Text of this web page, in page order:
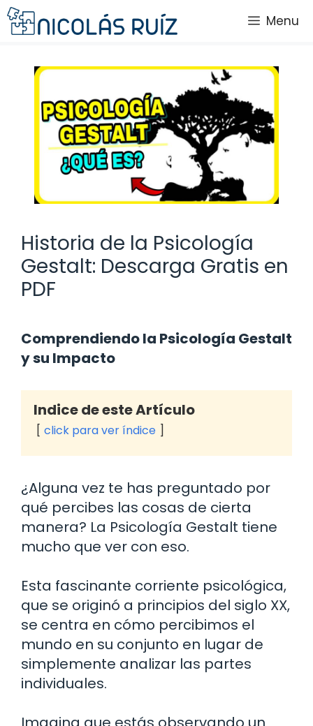
Saltar
al
Menu
Historia de la Psicología
Gestalt: Descarga Gratis en
PDF
Comprendiendo la Psicología Gestalt
y su Impacto
Indice de este Artículo
click para ver índice
¿Alguna vez te has preguntado por
qué percibes las cosas de cierta
manera? La Psicología Gestalt tiene
mucho que ver con eso.
Esta fascinante corriente psicológica,
que se originó a principios del siglo XX,
se centra en cómo percibimos el
mundo en su conjunto en lugar de
simplemente analizar las partes
individuales.